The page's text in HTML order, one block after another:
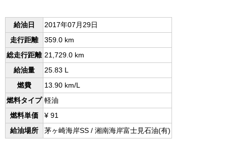
給油日
2017年07月29日
走行距離
359.0 km
総走行距離 21,729.0 km
給油量
25.83 L
燃費
13.90 km/L
燃料タイプ 軽油
燃料単価
¥ 91
給油場所
茅ヶ崎海岸SS / 湘南海岸富士見石油(有)